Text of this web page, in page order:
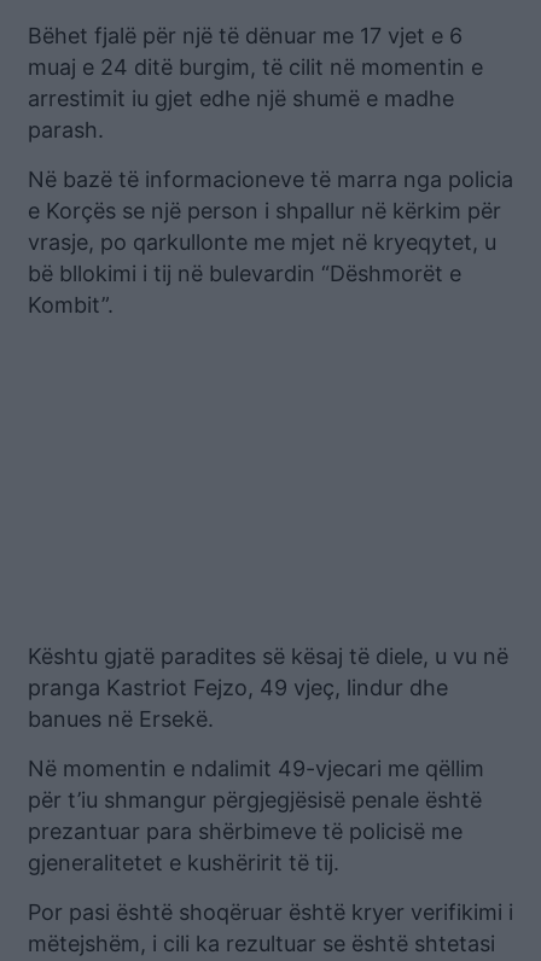
Bëhet fjalë për një të dënuar me 17 vjet e 6
muaj e 24 ditë burgim, të cilit në momentin e
arrestimit iu gjet edhe një shumë e madhe
parash.
Në bazë të informacioneve të marra nga policia
e Korçës se një person i shpallur në kërkim për
vrasje, po qarkullonte me mjet në kryeqytet, u
bë bllokimi i tij në bulevardin “Dëshmorët e
Kombit”.
Kështu gjatë paradites së kësaj të diele, u vu në
pranga Kastriot Fejzo, 49 vjeç, lindur dhe
banues në Ersekë.
Në momentin e ndalimit 49-vjecari me qëllim
për t’iu shmangur përgjegjësisë penale është
prezantuar para shërbimeve të policisë me
gjeneralitetet e kushëririt të tij.
Por pasi është shoqëruar është kryer verifikimi i
mëtejshëm, i cili ka rezultuar se është shtetasi